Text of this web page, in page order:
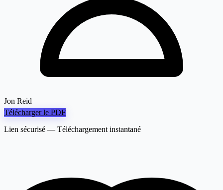
Jon Reid
Télécharger le PDF
Lien sécurisé — Téléchargement instantané